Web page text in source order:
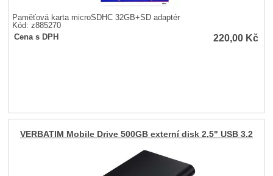
Paměťová karta microSDHC 32GB+SD adaptér
Kód: z885270
Cena s DPH
220,00 Kč
VERBATIM Mobile Drive 500GB externí disk 2,5" USB 3.2